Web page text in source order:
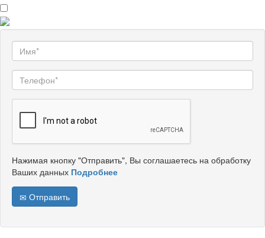
Нажимая кнопку "Отправить", Вы соглашаетесь на обработку
Ваших данных Подробнее
Отправить